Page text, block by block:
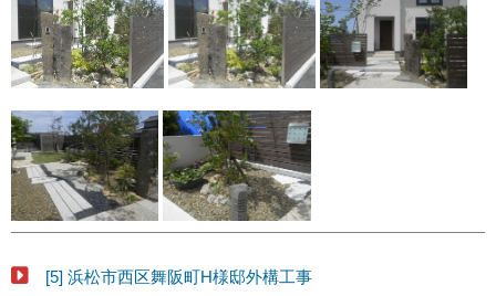
[5] 浜松市西区舞阪町H様邸外構工事